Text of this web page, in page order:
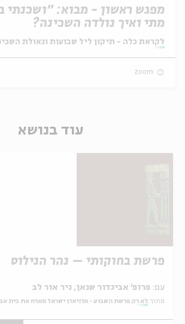
מפגש ראשון - מבוא: "ושכנתי
מתי ואיך נולדה השכינה?
מתוך:
לקראת כלה - תיקון ליל שבועות וגאולת
zoom
עוד בנושא
פרשת בחוקותי – נהר הנילוס
עם:
מתוך: לא רק פרשת השבוע - מוזיאון ישראל מארח את בית